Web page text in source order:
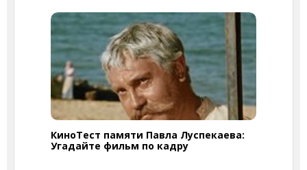
КиноТест памяти Павла Луспекаева:
Угадайте фильм по кадру